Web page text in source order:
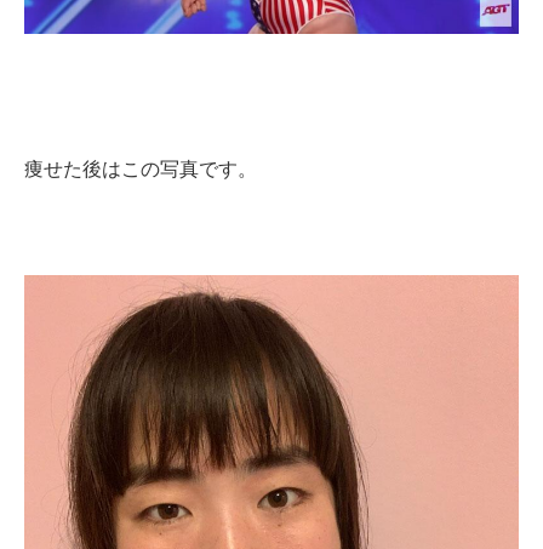
痩せた後はこの写真です。